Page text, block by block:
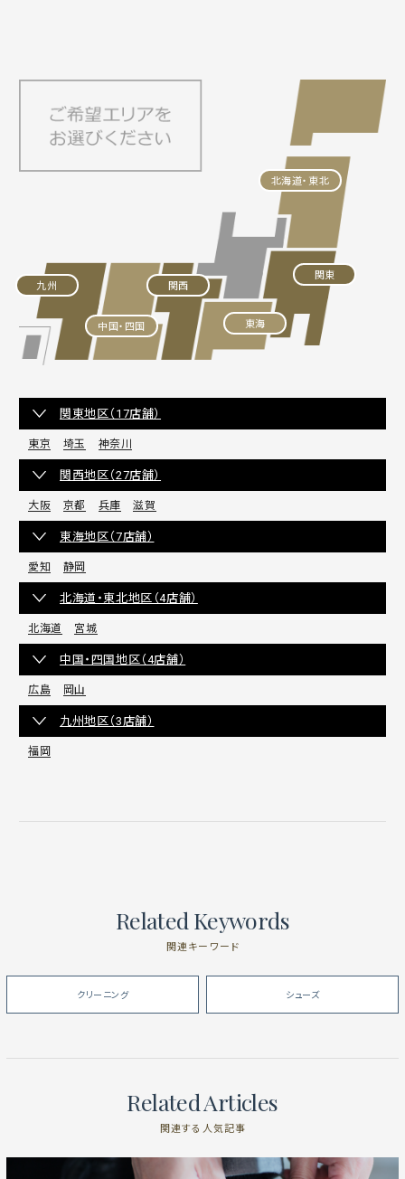
北海道・東北
関東
東海
関西
中国・四国
九州
関東地区（17店舗）
東京 埼玉 神奈川
関西地区（27店舗）
大阪 京都 兵庫 滋賀
東海地区（7店舗）
愛知 静岡
北海道・東北地区（4店舗）
北海道 宮城
中国・四国地区（4店舗）
広島 岡山
九州地区（3店舗）
福岡
Related Keywords
関連キーワード
クリーニング シューズ
Related Articles
関連する人気記事